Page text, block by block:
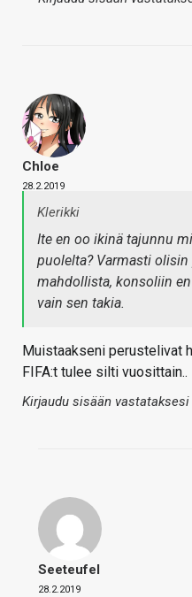
Chloe
28.2.2019
Klerikki
Ite en oo ikinä tajunnu
puolelta? Varmasti
mahdollista, konsoliin
vain sen takia.
Muistaakseni perustelivat
FIFA:t tulee silti vuosittain..
Kirjaudu sisään vastataksesi
Seeteufel
28.2.2019